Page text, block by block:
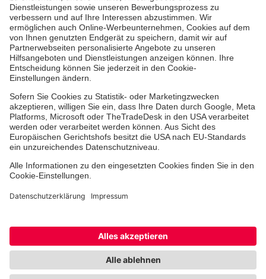
Erste-Hilfe-Kurse
Jobs & Ehrenamt
Freiwilligendienst
Spendenprojekte
Johanniter-Jugend
Einrichtungen
Cookie-Einstellungen Datenschutz Barrierefreiheit
Impressum Kontakt Widerruf